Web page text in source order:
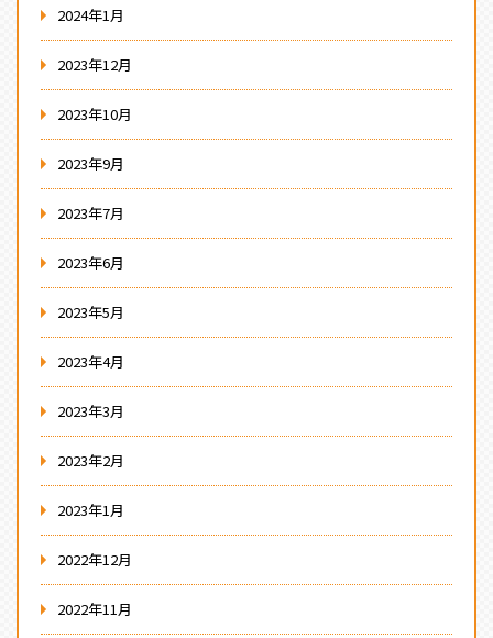
2024年1月
2023年12月
2023年10月
2023年9月
2023年7月
2023年6月
2023年5月
2023年4月
2023年3月
2023年2月
2023年1月
2022年12月
2022年11月